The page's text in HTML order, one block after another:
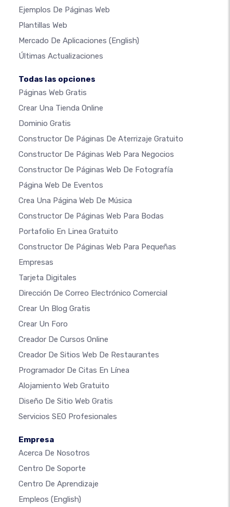
Ejemplos De Páginas Web
Plantillas Web
Mercado De Aplicaciones (English)
Últimas Actualizaciones
Todas las opciones
Páginas Web Gratis
Crear Una Tienda Online
Dominio Gratis
Constructor De Páginas De Aterrizaje Gratuito
Constructor De Páginas Web Para Negocios
Constructor De Páginas Web De Fotografía
Página Web De Eventos
Crea Una Página Web De Música
Constructor De Páginas Web Para Bodas
Portafolio En Linea Gratuito
Constructor De Páginas Web Para Pequeñas
Empresas
Tarjeta Digitales
Dirección De Correo Electrónico Comercial
Crear Un Blog Gratis
Crear Un Foro
Creador De Cursos Online
Creador De Sitios Web De Restaurantes
Programador De Citas En Línea
Alojamiento Web Gratuito
Diseño De Sitio Web Gratis
Servicios SEO Profesionales
Empresa
Acerca De Nosotros
Centro De Soporte
Centro De Aprendizaje
Empleos (English)